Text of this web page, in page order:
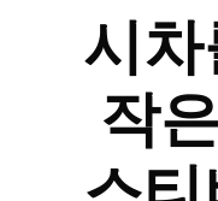
시
작